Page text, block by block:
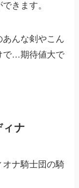
きます。
んな剣やこん
で…期待値大で
ナ
ナ騎士団の騎